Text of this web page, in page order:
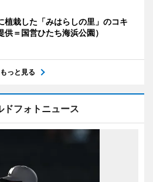
植栽した「みはらしの里」のコキ
供＝国営ひたち海浜公園）
もっと見る
ドフォトニュース